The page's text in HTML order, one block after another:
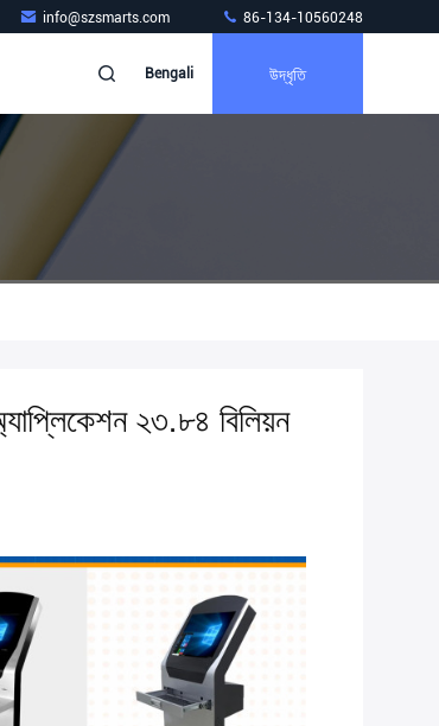
info@szsmarts.com 86-134-10560248
Bengali উদ্ধৃতি
২৩.৮৪ বিলিয়ন